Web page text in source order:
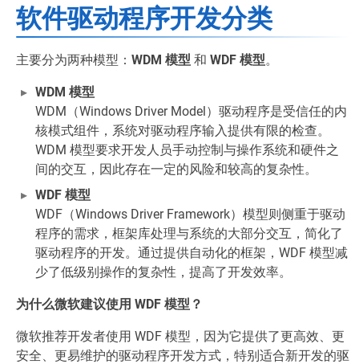
软件驱动程序开发分类
主要分为两种模型： WDM 模型 和 WDF 模型。
WDM 模型
WDM（Windows Driver Model）驱动程序是受信任的内
核模式组件，系统对驱动程序输入提供有限的检查。
WDM 模型要求开发人员手动控制与操作系统和硬件之
间的交互，因此存在一定的风险和较高的复杂性。
WDF 模型
WDF（Windows Driver Framework）模型则侧重于驱动
程序的需求，框架库处理与系统的大部分交互，简化了
驱动程序的开发。通过提供自动化的框架，WDF 模型减
少了低级别操作的复杂性，提高了开发效率。
为什么微软建议使用 WDF 模型？
微软推荐开发者使用 WDF 模型，因为它提供了更高效、更
安全、更易维护的驱动程序开发方式，特别适合新开发的驱